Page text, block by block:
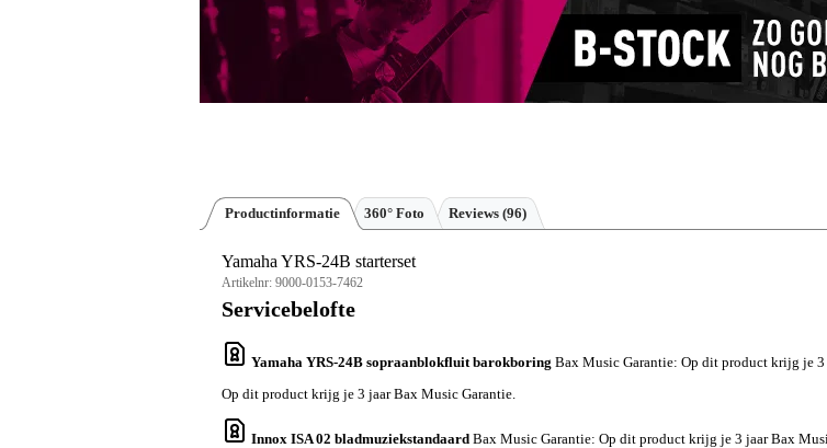
Productinformatie 360° Foto Reviews (96)
Yamaha YRS-24B starterset
Artikelnr: 9000-0153-7462
Servicebelofte
Yamaha YRS-24B sopraanblokfluit barokboring Bax Music Garantie: Op dit product krijg je 3
Op dit product krijg je 3 jaar Bax Music Garantie.
Innox ISA 02 bladmuziekstandaard Bax Music Garantie: Op dit product krijg je 3 jaar Bax